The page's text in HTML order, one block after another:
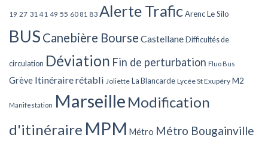
19 27 31 41 49 55 60 81 83 Alerte TraficArenc Le Silo
BUS Canebière Bourse Castellane Difficultés de
circulation Déviation Fin de perturbation Fluo Bus
Grève Itinéraire rétabli Joliette La Blancarde Lycée St Exupéry M2
Manifestation Marseille Modification
d'itinéraire MPM Métro Métro Bougainville